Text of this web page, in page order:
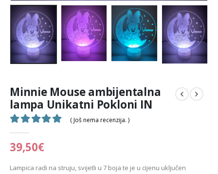
Minnie Mouse ambijentalna
lampa Unikatni Pokloni IN
0out of 5
( Još nema recenzija. )
39,50€
Lampica radi na struju, svijetli u 7 boja te je u cijenu uključen